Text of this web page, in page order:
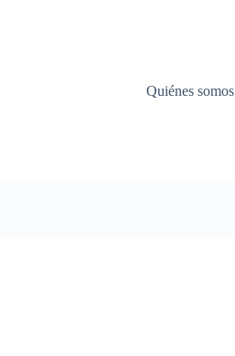
Quiénes somos